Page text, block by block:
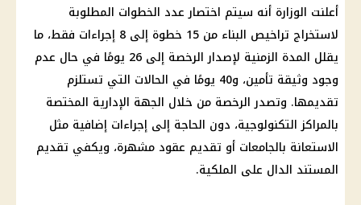
أعلنت الوزارة أنه سيتم اختصار عدد الخطوات المطلوبة
لاستخراج تراخيص البناء من 15 خطوة إلى 8 إجراءات فقط، ما
يقلل المدة الزمنية لإصدار الرخصة إلى 26 يومًا في حال عدم
وجود وثيقة تأمين، و40 يومًا في الحالات التي تستلزم
تقديمها. وتصدر الرخصة من خلال الجهة الإدارية المختصة
بالمراكز التكنولوجية، دون الحاجة إلى إجراءات إضافية مثل
الاستعانة بالجامعات أو تقديم عقود مشهرة، ويكفي تقديم
المستند الدال على الملكية.